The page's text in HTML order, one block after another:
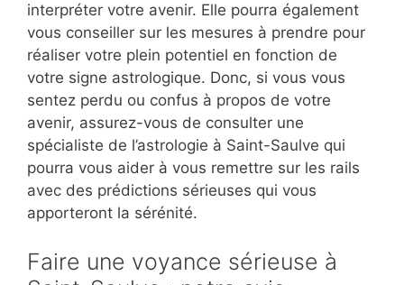
interpréter votre avenir. Elle pourra également
vous conseiller sur les mesures à prendre pour
réaliser votre plein potentiel en fonction de
votre signe astrologique. Donc, si vous vous
sentez perdu ou confus à propos de votre
avenir, assurez-vous de consulter une
spécialiste de l’astrologie à Saint-Saulve qui
pourra vous aider à vous remettre sur les rails
avec des prédictions sérieuses qui vous
apporteront la sérénité.
Faire une voyance sérieuse à